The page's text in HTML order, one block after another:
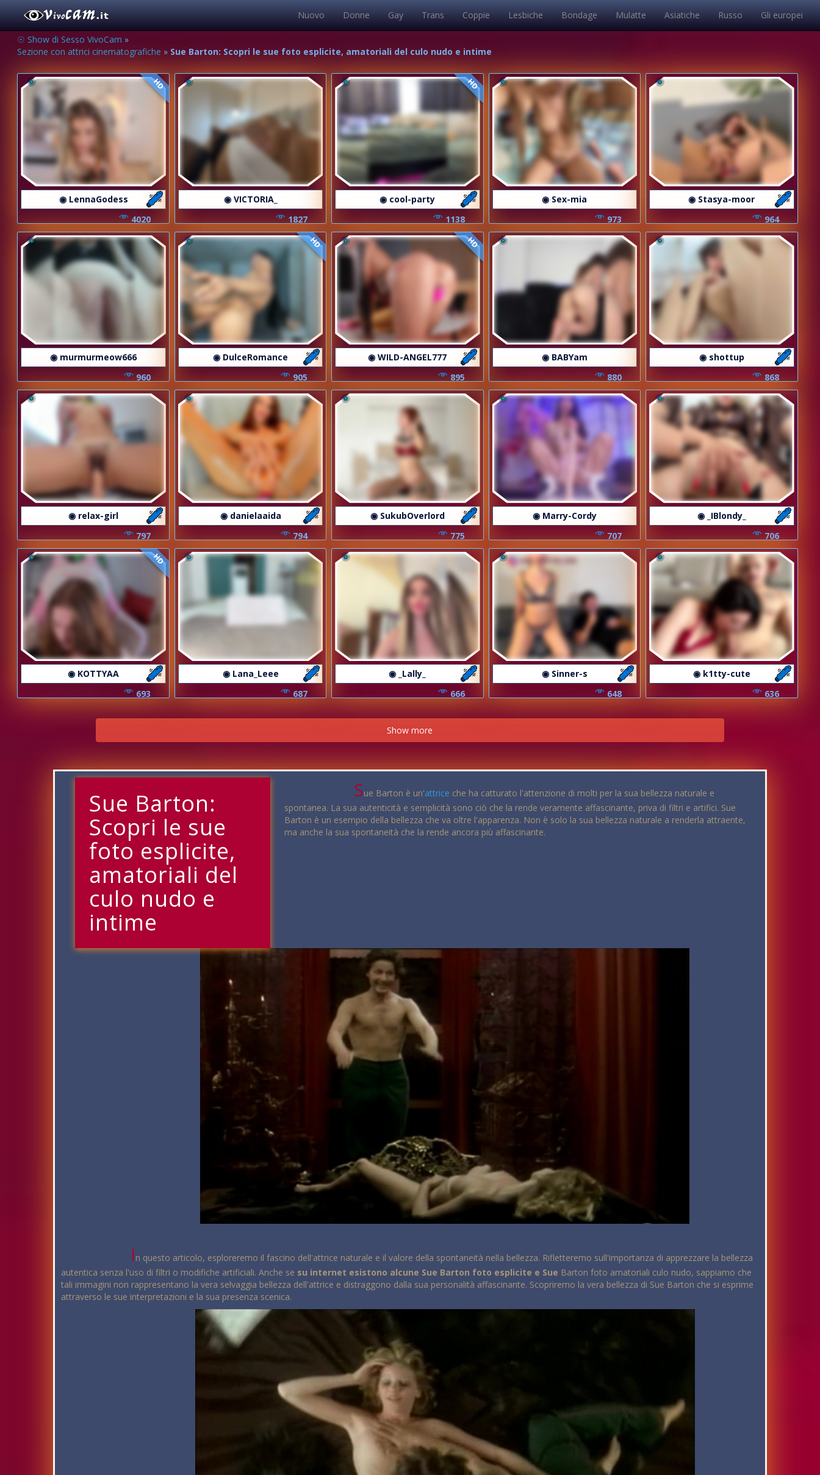
Nuovo Donne Gay Trans Coppie Lesbiche Bondage Mulatte Asiatiche Russo Gli europei
☉ Show di Sesso VivoCam »
Sezione con attrici cinematografiche » Sue Barton: Scopri le sue foto esplicite, amatoriali del culo nudo e intime
HD
◉ LennaGodess
4020
◉ VICTORIA_
1827
HD
◉ cool-party
1138
◉ Sex-mia
973
◉ Stasya-moor
964
◉ murmurmeow666
960
HD
◉ DulceRomance
905
HD
◉ WILD-ANGEL777
895
◉ BABYam
880
◉ shottup
868
◉ relax-girl
797
◉ danielaaida
794
◉ SukubOverlord
775
◉ Marry-Cordy
707
◉ _IBlondy_
706
HD
◉ KOTTYAA
693
◉ Lana_Leee
687
◉ _Lally_
666
◉ Sinner-s
648
◉ k1tty-cute
636
Show more
Sue Barton:
Scopri le sue
foto esplicite,
amatoriali del
culo nudo e
intime
Sue Barton è un'attrice che ha catturato l'attenzione di molti per la sua bellezza naturale e
spontanea. La sua autenticità e semplicità sono ciò che la rende veramente affascinante, priva di filtri e artifici. Sue
Barton è un esempio della bellezza che va oltre l'apparenza. Non è solo la sua bellezza naturale a renderla attraente,
ma anche la sua spontaneità che la rende ancora più affascinante.
In questo articolo, esploreremo il fascino dell'attrice naturale e il valore della spontaneità nella bellezza. Rifletteremo sull'importanza di apprezzare la bellezza
autentica senza l'uso di filtri o modifiche artificiali. Anche se su internet esistono alcune Sue Barton foto esplicite e Sue Barton foto amatoriali culo nudo, sappiamo che
tali immagini non rappresentano la vera selvaggia bellezza dell'attrice e distraggono dalla sua personalità affascinante. Scopriremo la vera bellezza di Sue Barton che si esprime
attraverso le sue interpretazioni e la sua presenza scenica.